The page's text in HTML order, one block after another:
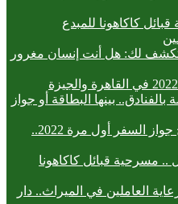
كاكاهونا للمبدع
تكشف لك: هل أنت إنسان مغرور
بينها البطاقة أو جواز
خطوات ومستندات استخراج جواز السفر أول مرة 2022..
.. مسرحية قبائل كاكاهونا
العاملين في الميراث.. دار